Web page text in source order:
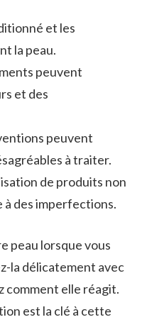
et les
la peau.
peuvent
et des
peuvent
à traiter.
de produits non
des imperfections.
peau lorsque vous
la délicatement avec
comment elle réagit.
est la clé à cette